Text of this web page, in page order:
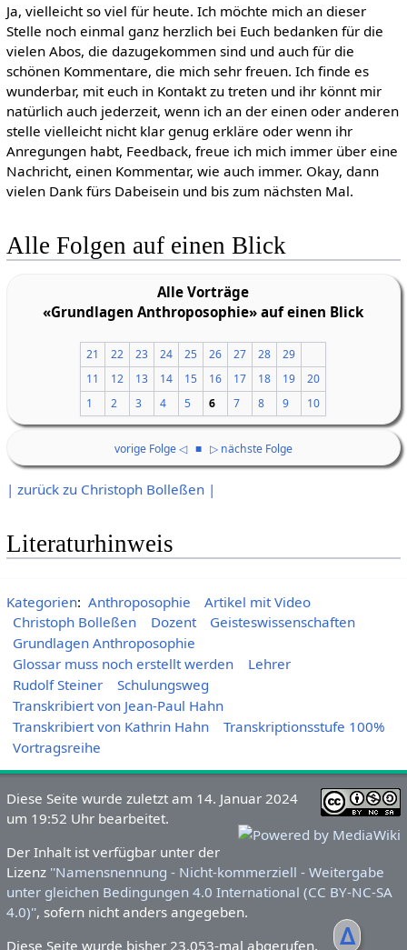
ᐃ
Ja, vielleicht so viel für heute. Ich möchte mich an dieser
Stelle noch einmal ganz herzlich bei Euch bedanken für die
vielen Abos, die dazugekommen sind und auch für die
schönen Kommentare, die mich sehr freuen. Ich finde es
wunderbar, mit euch in Kontakt zu treten und ihr könnt mir
natürlich auch jederzeit, wenn ich an der einen oder anderen
stelle vielleicht nicht klar genug erkläre oder wenn ihr
Anregungen habt, Feedback, freue ich mich immer über eine
Nachricht, einen Kommentar, wie auch immer. Okay, dann
vielen Dank fürs Dabeisein und bis zum nächsten Mal.
Alle Folgen auf einen Blick
Alle Vorträge
«Grundlagen Anthroposophie» auf einen Blick
21 22 23 24 25 26 27 28
29
11
12 13 14 15 16 17 18 19
20
1
2 3 4 5 6 7 8 9 10
vorige Folge ◁ ■ ▷ nächste Folge
| zurück zu Christoph Bolleßen |
Literaturhinweis
Kategorien: Anthroposophie
Artikel mit Video
Christoph Bolleßen
Dozent
Geisteswissenschaften
Grundlagen Anthroposophie
Glossar muss noch erstellt werden
Lehrer
Rudolf Steiner
Schulungsweg
Transkribiert von Jean-Paul Hahn
Transkribiert von Kathrin Hahn
Transkriptionsstufe 100%
Vortragsreihe
Diese Seite wurde zuletzt am 14. Januar 2024
um 19:52 Uhr bearbeitet.
Der Inhalt ist verfügbar unter der
Lizenz ''Namensnennung - Nicht-kommerziell - Weitergabe
unter gleichen Bedingungen 4.0 International (CC BY-NC-SA
4.0)'', sofern nicht anders angegeben.
Diese Seite wurde bisher 23.053-mal abgerufen.